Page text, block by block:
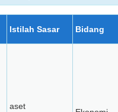
Istilah Sasar Bidang
aset